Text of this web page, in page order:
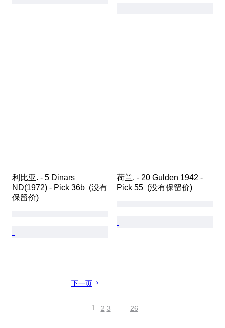
利比亚. - 5 Dinars
ND(1972) - Pick 36b  (没有
保留价)
荷兰. - 20 Gulden 1942 -
Pick 55  (没有保留价)
下一页
1 2 3 … 26